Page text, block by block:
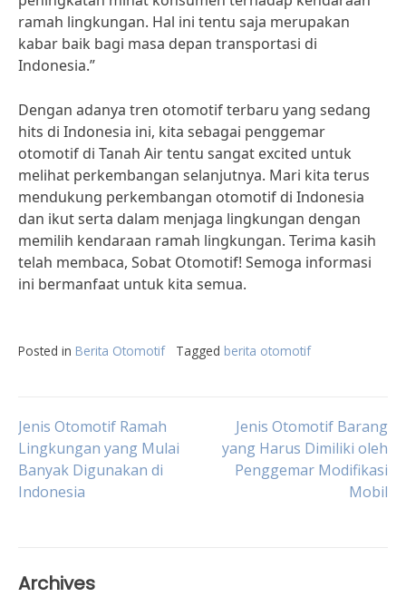
ramah lingkungan. Hal ini tentu saja merupakan
kabar baik bagi masa depan transportasi di
Indonesia.”
Dengan adanya tren otomotif terbaru yang sedang
hits di Indonesia ini, kita sebagai penggemar
otomotif di Tanah Air tentu sangat excited untuk
melihat perkembangan selanjutnya. Mari kita terus
mendukung perkembangan otomotif di Indonesia
dan ikut serta dalam menjaga lingkungan dengan
memilih kendaraan ramah lingkungan. Terima kasih
telah membaca, Sobat Otomotif! Semoga informasi
ini bermanfaat untuk kita semua.
Posted in Berita Otomotif Tagged berita otomotif
Post
navigation
Jenis Otomotif Ramah
Lingkungan yang Mulai
Banyak Digunakan di
Indonesia
Jenis Otomotif Barang
yang Harus Dimiliki oleh
Penggemar Modifikasi
Mobil
Archives